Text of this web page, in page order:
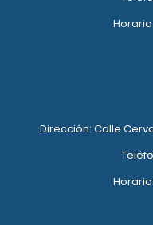
Dirección: Calle